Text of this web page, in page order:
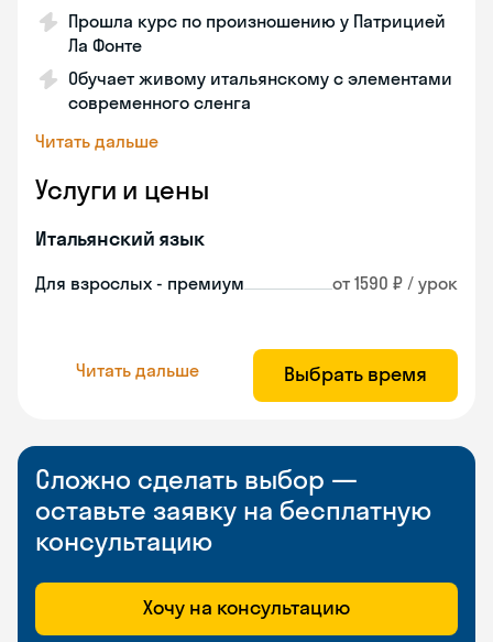
Прошла курс по произношению у Патрицией
Ла Фонте
Обучает живому итальянскому с элементами
современного сленга
Читать дальше
Услуги и цены
Итальянский язык
Для взрослых - премиум от 1590 ₽ / урок
Читать дальше Выбрать время
Сложно сделать выбор —
оставьте заявку на бесплатную
консультацию
Хочу на консультацию